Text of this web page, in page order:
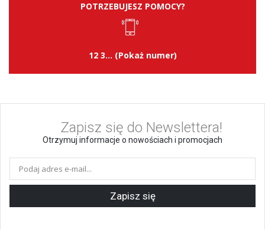
POTRZEBUJESZ POMOCY?
12 3... (Pokaż numer)
Zapisz się do Newslettera!
Otrzymuj informacje o nowościach i promocjach
Zapisz się